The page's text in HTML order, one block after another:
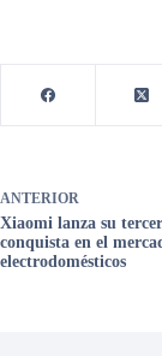
ANTERIOR
Xiaomi lanza su
conquista en el
electrodomésticos